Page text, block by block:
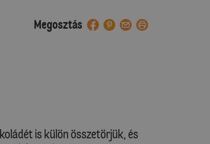
Megosztás
is külön összetörjük, és